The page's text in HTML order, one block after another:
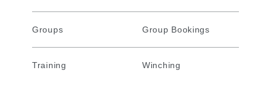
Groups Group Bookings
Training Winching